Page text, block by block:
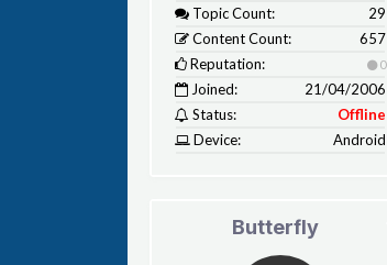
Topic Count:
29
Content Count:
657
Reputation:
0
Joined:
21/04/2006
Status:
Offline
Device:
Android
Butterfly